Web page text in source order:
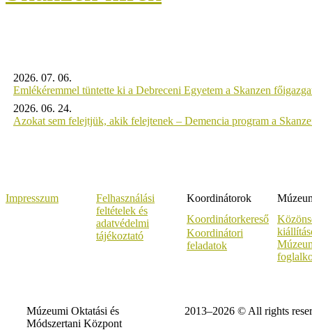
2026. 07. 06.
Emlékéremmel tüntette ki a Debreceni Egyetem a Skanzen
2026. 06. 24.
Azokat sem felejtjük, akik felejtenek – Demencia program a
Impresszum
Felhasználási
feltételek és
adatvédelmi
tájékoztató
Koordinátorok
Koordinátorkereső
Koordinátori
feladatok
Múzeumi Oktatási és
Módszertani Központ
2013–2026 © All rights